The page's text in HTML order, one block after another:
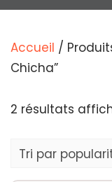
Accueil /
Chicha”
2 résultats